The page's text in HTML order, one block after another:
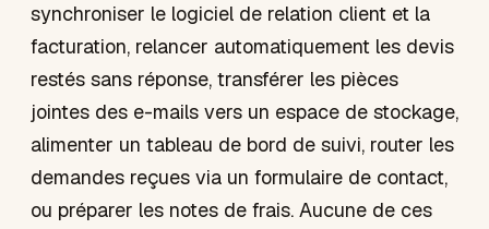
synchroniser le logiciel de relation client et la
facturation, relancer automatiquement les devis
restés sans réponse, transférer les pièces
jointes des e-mails vers un espace de stockage,
alimenter un tableau de bord de suivi, router les
demandes reçues via un formulaire de contact,
ou préparer les notes de frais. Aucune de ces